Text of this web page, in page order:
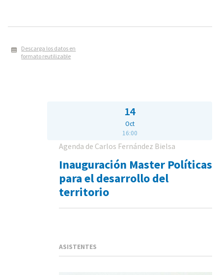
Descarga los datos en
formato reutilizable
14
Oct
16:00
Agenda de Carlos Fernández Bielsa
Inauguración Master Políticas
para el desarrollo del
territorio
ASISTENTES